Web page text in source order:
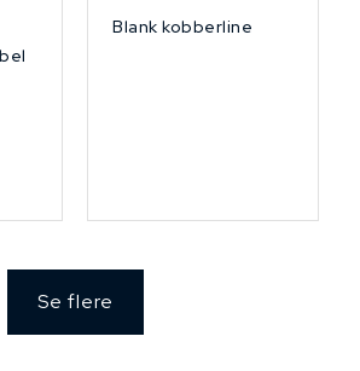
Blank kobberline
Se flere